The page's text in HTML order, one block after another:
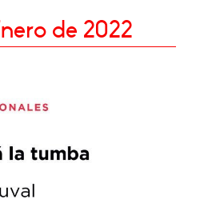
de 2022